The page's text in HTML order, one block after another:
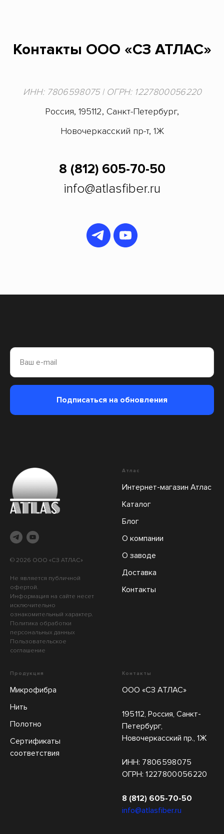
Контакты ООО «СЗ АТЛАС»
ИНН: 7 806 598 075 | ОГРН: 1 227 800 056 220
Россия, 195112, Санкт-Петербург,
Новочеркасский пр-т, 1Ж
8 (812) 605-70-50
info@atlasfiber.ru
Ваш e-mail
Подписаться на обновления
© 2026 ООО «СЗ АТЛАС»
Не является публичной
офертой.
Информация на сайте несет
исключительно
ознакомительный характер.
Политика обработки
персональных данных
Пользовательское
соглашение
Атлас
Интернет-магазин Атлас
Каталог
Блог
О компании
О заводе
Доставка
Контакты
Продукция
Микрофибра
Нить
Полотно
Сертификаты
соответствия
Контакты
ООО «СЗ АТЛАС»
195 112, Россия, Санкт-
Петербург,
Новочеркасский пр., 1Ж
ИНН: 7 806 598 075
ОГРН: 1 227 800 056 220
8 (812) 605-70-50
info@atlasfiber.ru